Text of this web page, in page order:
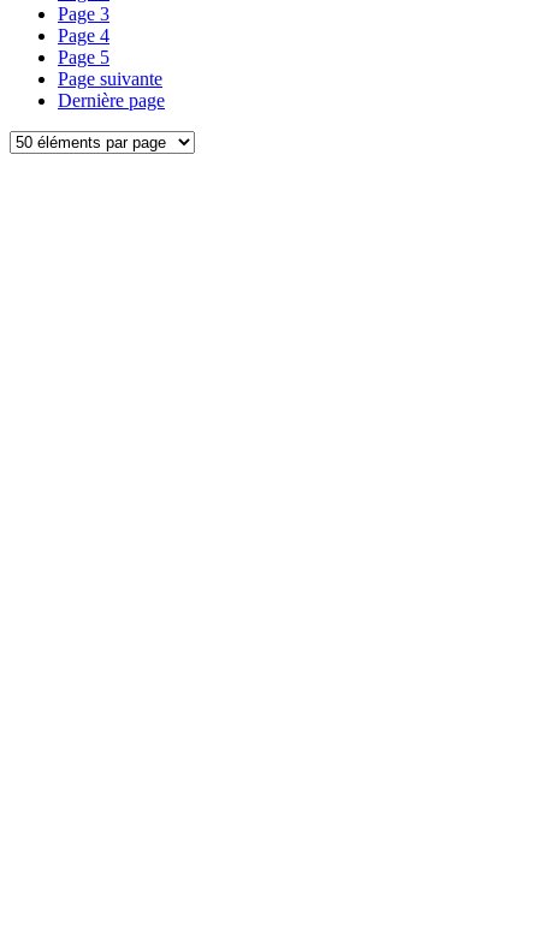
Page 3
Page 4
Page 5
Page suivante
Dernière page